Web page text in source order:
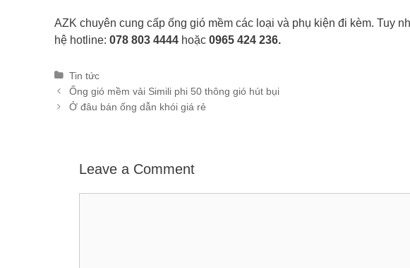
AZK chuyên cung cấp ống gió mềm các loại và phụ kiện đi kèm. Tuy
hệ hotline: 078 803 4444 hoặc 0965 424 236.
Categories
Tin tức
Post
navigation
Ống gió mềm vải Simili phi 50 thông gió hút bụi
Ở đâu bán ống dẫn khói giá rẻ
Leave a Comment